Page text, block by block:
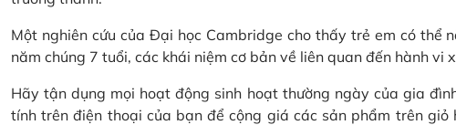
Một nghiên cứu của Đại học Cambridge cho thấy trẻ em có
năm chúng 7 tuổi, các khái niệm cơ bản về liên quan đến hành
Hãy tận dụng mọi hoạt động sinh hoạt thường ngày của gia
tính trên điện thoại của bạn để cộng giá các sản phẩm trên